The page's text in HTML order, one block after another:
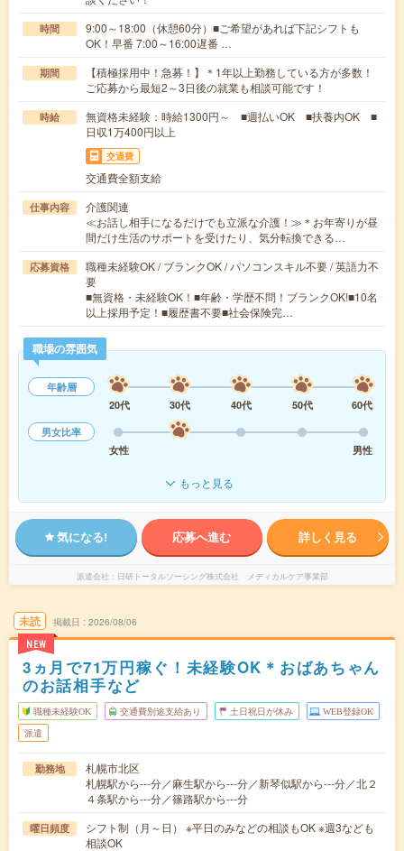
時間
9:00～18:00（休憩60分）■ご希望があれば下記シフトも
OK！早番 7:00～16:00遅番 …
期間
【積極採用中！急募！】＊1年以上勤務している方が多数！
ご応募から最短2～3日後の就業も相談可能です！
時給
無資格未経験：時給1300円～ ■週払いOK ■扶養内OK ■
日収1万400円以上
交通費
交通費全額支給
仕事内容
介護関連
≪お話し相手になるだけでも立派な介護！≫＊お年寄りが昼
間だけ生活のサポートを受けたり、気分転換できる…
応募資格
職種未経験OK / ブランクOK / パソコンスキル不要 / 英語力不
要
■無資格・未経験OK！■年齢・学歴不問！ブランクOK!■10名
以上採用予定！■履歴書不要■社会保険完…
職場の雰囲気
年齢層
20代
30代 40代 50代
60代
男女比率
女性
男性
もっと見る
気になる! 応募へ進む 詳しく見る
派遣会社 日研トータルソーシング株式会社 メディカルケア事業部
未読
NEW
掲載日 2026/08/06
3ヵ月で71万円稼ぐ！未経験OK＊おばあちゃん
のお話相手など
職種未経験OK 交通費別途支給あり 土日祝日が休み WEB登録OK
派遣
勤務地
札幌市北区
札幌駅から---分／麻生駅から---分／新琴似駅から---分／北２
４条駅から---分／篠路駅から---分
曜日頻度
シフト制（月～日） ※平日のみなどの相談もOK ※週3なども
相談OK